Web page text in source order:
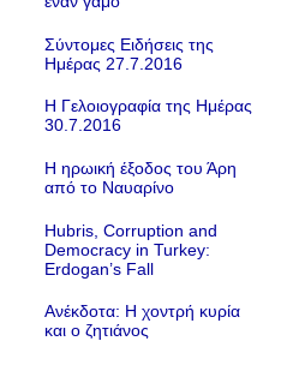
Σύντομες Ειδήσεις της
Ημέρας 27.7.2016
Η Γελοιογραφία της Ημέρας
30.7.2016
Η ηρωική έξοδος του Άρη
από το Ναυαρίνο
Hubris, Corruption and
Democracy in Turkey:
Erdogan’s Fall
Ανέκδοτα: Η χοντρή κυρία
και ο ζητιάνος